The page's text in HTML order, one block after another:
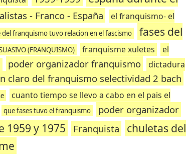
- Franco - España
el franquismo- el
franquismo tuvo relacion en el fascismo
fases del
(FRANQUISMO) franquisme xuletes
el
poder organizador franquismo
dictadura
claro del franquismo selectividad 2 bach
cuanto tiempo se llevo a cabo en el pais el
que fases tuvo el franquismo poder organizador
y 1975 Franquista
chuletas del